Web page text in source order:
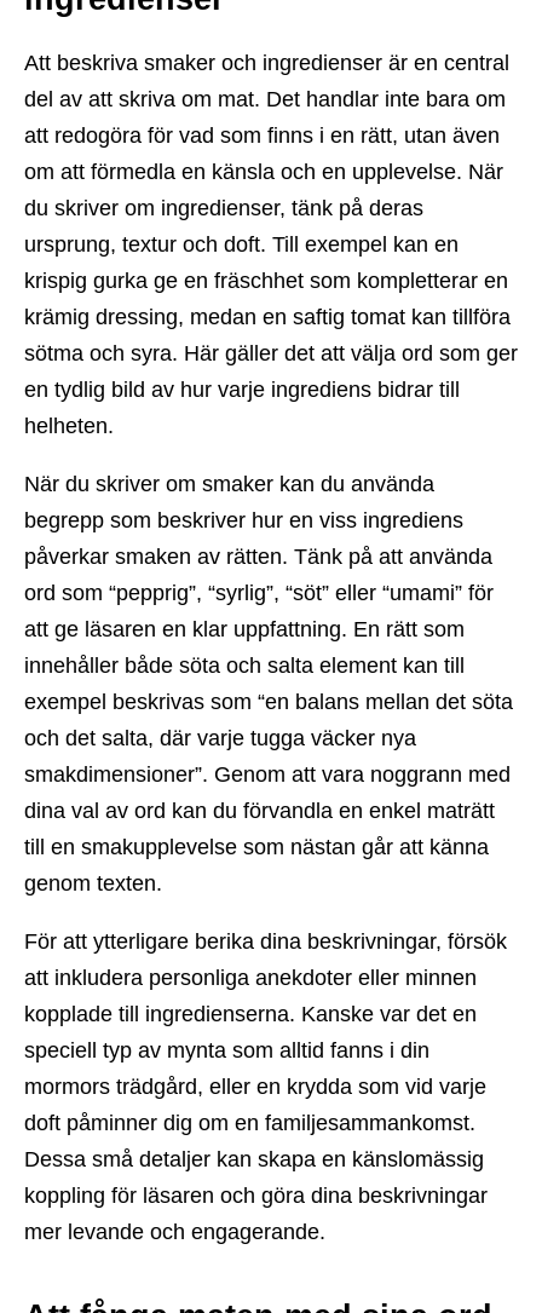
Att beskriva smaker och ingredienser är en central
del av att skriva om mat. Det handlar inte bara om
att redogöra för vad som finns i en rätt, utan även
om att förmedla en känsla och en upplevelse. När
du skriver om ingredienser, tänk på deras
ursprung, textur och doft. Till exempel kan en
krispig gurka ge en fräschhet som kompletterar en
krämig dressing, medan en saftig tomat kan tillföra
sötma och syra. Här gäller det att välja ord som ger
en tydlig bild av hur varje ingrediens bidrar till
helheten.
När du skriver om smaker kan du använda
begrepp som beskriver hur en viss ingrediens
påverkar smaken av rätten. Tänk på att använda
ord som “pepprig”, “syrlig”, “söt” eller “umami” för
att ge läsaren en klar uppfattning. En rätt som
innehåller både söta och salta element kan till
exempel beskrivas som “en balans mellan det söta
och det salta, där varje tugga väcker nya
smakdimensioner”. Genom att vara noggrann med
dina val av ord kan du förvandla en enkel maträtt
till en smakupplevelse som nästan går att känna
genom texten.
För att ytterligare berika dina beskrivningar, försök
att inkludera personliga anekdoter eller minnen
kopplade till ingredienserna. Kanske var det en
speciell typ av mynta som alltid fanns i din
mormors trädgård, eller en krydda som vid varje
doft påminner dig om en familjesammankomst.
Dessa små detaljer kan skapa en känslomässig
koppling för läsaren och göra dina beskrivningar
mer levande och engagerande.